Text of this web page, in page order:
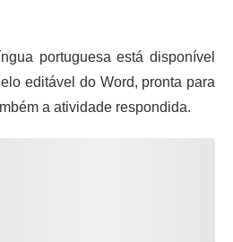
portuguesa está disponível
editável do Word, pronta para
a atividade respondida.